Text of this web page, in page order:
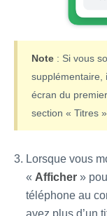
Note : Si vous
supplémentaire,
écran du
section « Titres
Lorsque vous
« Afficher »
téléphone au
avez plus d’un